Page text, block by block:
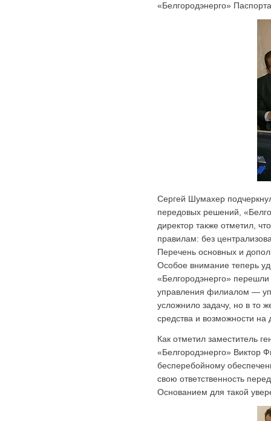
«Белгородэнерго»
Сергей Шумахер
передовых решений,
директор также отметил,
правилам: без
Перечень основных и
Особое внимание теперь
«Белгородэнерго» перешли
управления филиалом —
усложнило задачу, но в то
средства и возможности
Как отметил заместитель
«Белгородэнерго» Виктор
бесперебойному
свою ответственность
Основанием для такой